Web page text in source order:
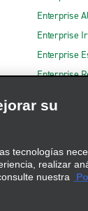
Enterprise
Enterprise
Enterprise
Enterprise
su
tecnologías
realizar
nuestra